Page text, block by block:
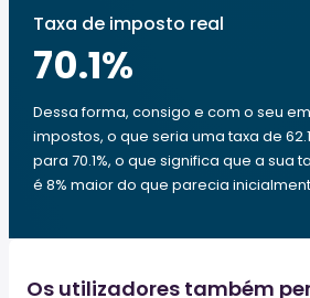
Taxa de imposto real
70.1%
Dessa forma, consigo e com o seu
impostos, o que seria uma taxa de
para 70.1%, o que significa que a sua
é 8% maior do que parecia
Os utilizadores também